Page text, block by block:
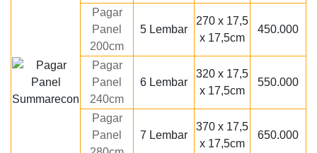
Pagar
Panel
200cm
5 Lembar
270 x 17,5
x 17,5cm
450.000
Pagar
Panel
240cm
6 Lembar
320 x 17,5
x 17,5cm
550.000
Pagar
Panel
7 Lembar
370 x 17,5
x 17,5cm
650.000